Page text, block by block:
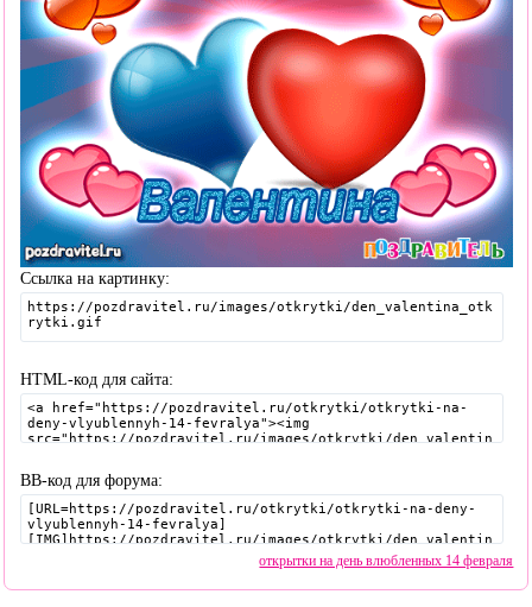
Ссылка на картинку:
HTML-код для сайта:
BB-код для форума:
открытки на день влюбленных 14 февраля